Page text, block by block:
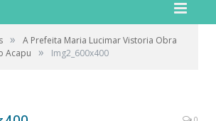
»
A Prefeita Maria Lucimar Vistoria Obra
Acapu
» Img2_600x400